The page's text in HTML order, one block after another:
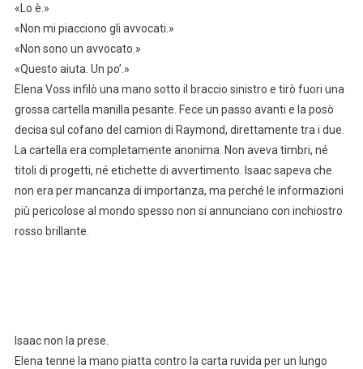
«Lo è.»
«Non mi piacciono gli avvocati.»
«Non sono un avvocato.»
«Questo aiuta. Un po’.»
Elena Voss infilò una mano sotto il braccio sinistro e tirò fuori una
grossa cartella manilla pesante. Fece un passo avanti e la posò
decisa sul cofano del camion di Raymond, direttamente tra i due.
La cartella era completamente anonima. Non aveva timbri, né
titoli di progetti, né etichette di avvertimento. Isaac sapeva che
non era per mancanza di importanza, ma perché le informazioni
più pericolose al mondo spesso non si annunciano con inchiostro
rosso brillante.
Isaac non la prese.
Elena tenne la mano piatta contro la carta ruvida per un lungo